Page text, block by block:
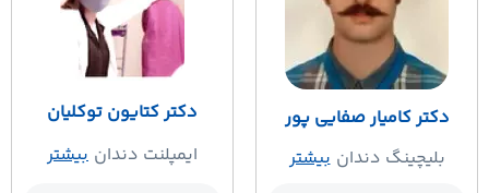
دکتر کامیار صفایی پور
بلیچینگ دندان بیشتر
دکتر کتایون توکلیان
ایمپلنت دندان بیشتر